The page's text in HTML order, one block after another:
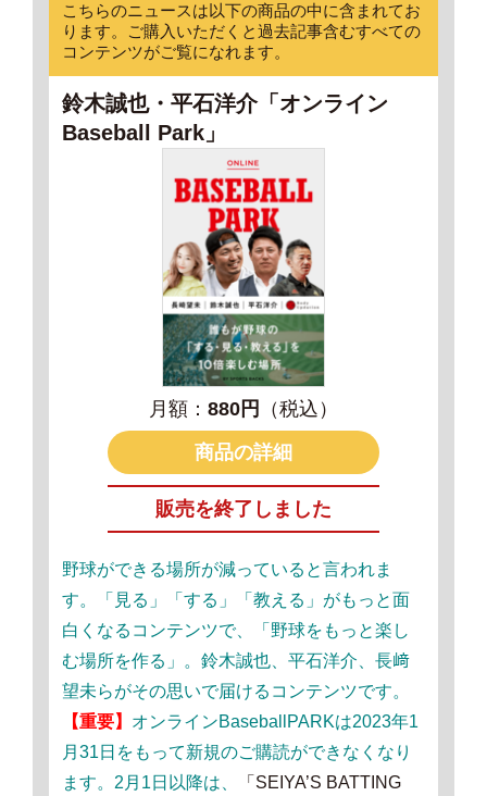
こちらのニュースは以下の商品の中に含まれてお
ります。ご購入いただくと過去記事含むすべての
コンテンツがご覧になれます。
鈴木誠也・平石洋介「オンライン
Baseball Park」
月額： 880円
（税込）
商品の詳細
販売を終了しました
野球ができる場所が減っていると言われま
す。「見る」「する」「教える」がもっと面
白くなるコンテンツで、「野球をもっと楽し
む場所を作る」。鈴木誠也、平石洋介、長﨑
望未らがその思いで届けるコンテンツです。
【重要】 オンラインBaseballPARKは2023年1
月31日をもって新規のご購読ができなくなり
ます。2月1日以降は、
「SEIYA’S BATTING